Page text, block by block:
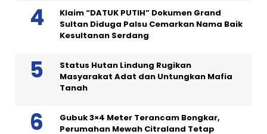
Klaim “DATUK PUTIH” Dokumen Grand
Sultan Diduga Palsu Cemarkan Nama Baik
Kesultanan Serdang
Status Hutan Lindung Rugikan
Masyarakat Adat dan Untungkan Mafia
Tanah
Gubuk 3×4 Meter Terancam Bongkar,
Perumahan Mewah Citraland Tetap